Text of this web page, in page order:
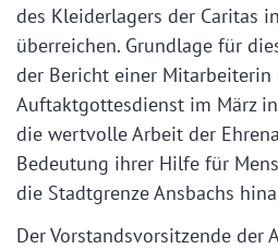
des Kleiderlagers der Caritas
überreichen. Grundlage für
der Bericht einer Mitarbeiterin
Auftaktgottesdienst im März
die wertvolle Arbeit der
Bedeutung ihrer Hilfe für
die Stadtgrenze Ansbachs
Der Vorstandsvorsitzende der